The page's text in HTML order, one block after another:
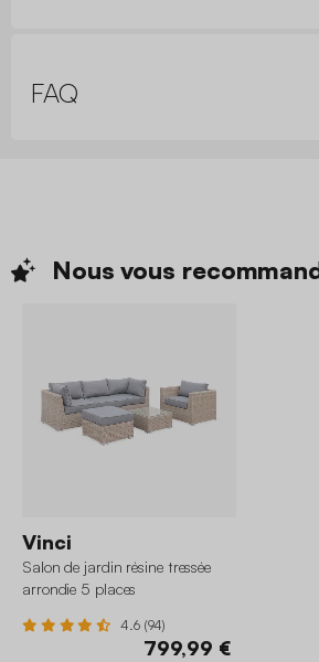
FAQ
Nous vous
Vinci
Salon de jardin résine tressée
arrondie 5 places
4.6 (94)
799,99 €